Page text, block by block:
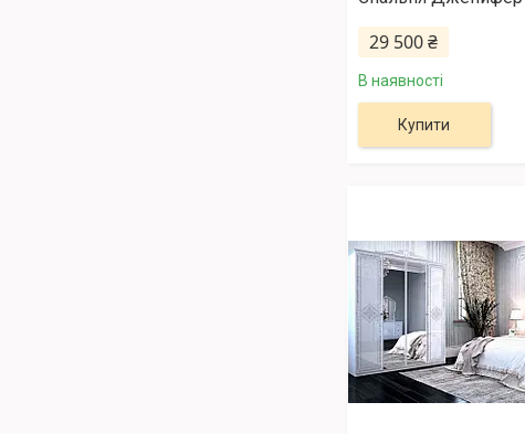
29 500 ₴
В наявності
Купити